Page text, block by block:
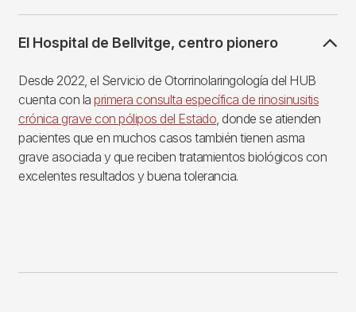
El Hospital de Bellvitge, centro pionero
Desde 2022, el Servicio de Otorrinolaringología del HUB
cuenta con la primera consulta específica de rinosinusitis
crónica grave con pólipos del Estado, donde se atienden
pacientes que en muchos casos también tienen asma
grave asociada y que reciben tratamientos biológicos con
excelentes resultados y buena tolerancia.